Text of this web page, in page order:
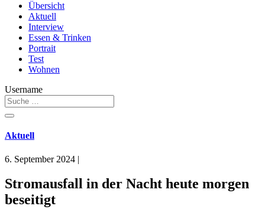
Übersicht
Aktuell
Interview
Essen & Trinken
Portrait
Test
Wohnen
Username
Aktuell
6. September 2024 |
Stromausfall in der Nacht heute morgen
beseitigt